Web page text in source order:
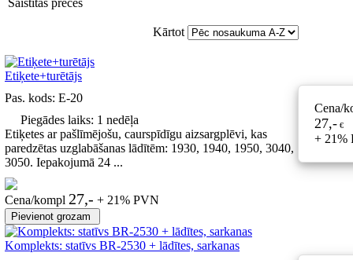
Saistītas preces
Kārtot
Cena/
27,- €
+ 21%
Etiķete+turētājs
Pas. kods: E-20
Piegādes laiks: 1 nedēļa
Etiķetes ar pašlīmējošu, caurspīdīgu aizsargplēvi, kas
paredzētas uzglabāšanas lādītēm: 1930, 1940, 1950, 3040,
3050. Iepakojumā 24 ...
Cena/kompl 27,- + 21% PVN
Komplekts: statīvs BR-2530 + lādītes, sarkanas